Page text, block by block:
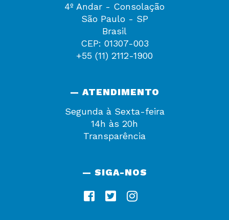
4º Andar - Consolação
São Paulo - SP
Brasil
CEP: 01307-003
+55 (11) 2112-1900
— ATENDIMENTO
Segunda à Sexta-feira
14h às 20h
Transparência
— SIGA-NOS